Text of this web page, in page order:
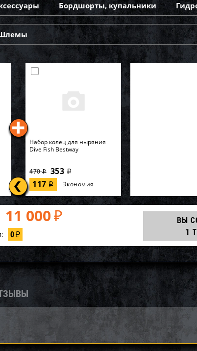
Бордшорты, купальники
Набор колец для ныряния
Dive Fish Bestway
470i 353 i
117 i Экономия
Башмак приводной цепи
WSM BRP SM-03361
Вал импеллера WSM
VX1100 003-114-01
11 000 ₽
0₽
ВЫ
1